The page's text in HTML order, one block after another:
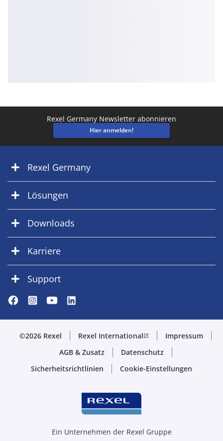
Rexel Germany Newsletter abonnieren
Hier anmelden!
Rexel Germany
Lösungen
Downloads
Karriere
Support
©2026 Rexel Rexel Internationalopen_in_new
Impressum
AGB & Zusatz
Datenschutz
Sicherheitsrichtlinien
Cookie-Einstellungen
Ein Unternehmen der Rexel Gruppe